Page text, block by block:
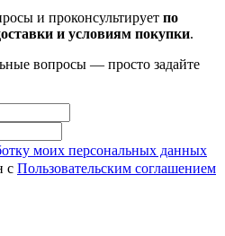
и проконсультирует по
и условиям покупки.
вопросы — просто задайте
моих персональных данных
с Пользовательским соглашением